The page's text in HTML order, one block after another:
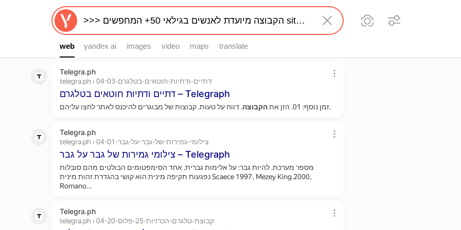
web
web yandex ai images video maps translate
Telegra.ph
telegra.ph › דתיים-ודתיות-חוטאים-בטלגרם-04-03
דתיים ודתיות חוטאים בטלגרם – Telegraph
זמן נוסף: 01. הזן את הקבוצה . דווח על טעות. קבוצות של מבוגרים להיכנס לאתר לחצו עליהם.
Telegra.ph
telegra.ph › צילומי-גמירות-של-גבר-על-גבר-04-01
צילומי גמירות של גבר על גבר – Telegraph
מספר מערכת. להיות גבר: על אלימות גברית. אחד הסימפטומים הבולטים מהם סובלות
נפגעות תקיפה מינית הוא קושי בהגדרת זהות מינית Scaece 1997, Mezey King 2000,
Romano…
Telegra.ph
telegra.ph › קבוצת-טלגרם-הכרויות-25-פלוס-04-20